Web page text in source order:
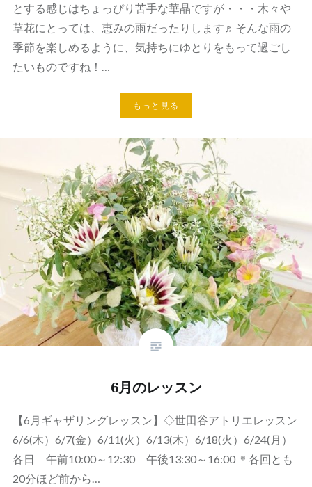
とする感じはちょっぴり苦手な華晶ですが・・・木々や
草花にとっては、恵みの雨だったりします♬そんな雨の
季節を楽しめるように、気持ちにゆとりをもって過ごし
たいものですね！…
もっと見る
6月のレッスン
【6月ギャザリングレッスン】◇世田谷アトリエレッスン
6/6(木）6/7(金）6/11(火）6/13(木）6/18(火）6/24(月）
各日 午前10:00～12:30 午後13:30～16:00 ＊各回とも
20分ほど前から…